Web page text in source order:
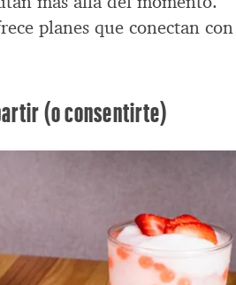
planes que conectan con
(o consentirte)